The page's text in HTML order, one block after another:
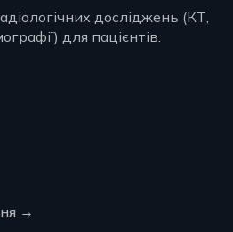
досліджень (КТ,
для пацієнтів.
→